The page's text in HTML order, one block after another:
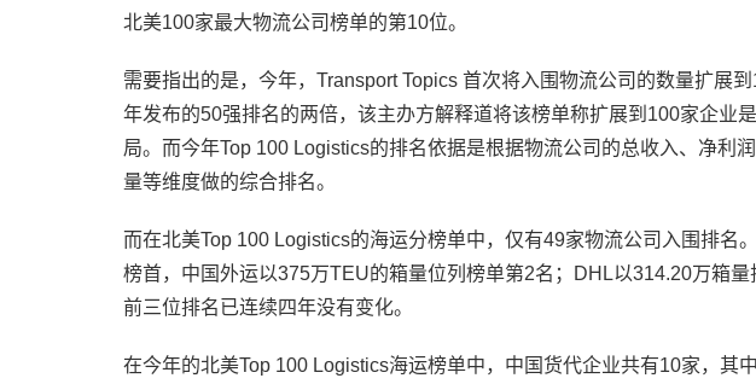
北美100家最大物流公司榜单的第10位。
需要指出的是，今年，Transport Topics 首次将入围物流公司的数量扩展
年发布的50强排名的两倍，该主办方解释道将该榜单称扩展到100家企业
局。而今年Top 100 Logistics的排名依据是根据物流公司的总收入、净利
量等维度做的综合排名。
而在北美Top 100 Logistics的海运分榜单中，仅有49家物流公司入围排名
榜首，中国外运以375万TEU的箱量位列榜单第2名；DHL以314.20万箱
前三位排名已连续四年没有变化。
在今年的北美Top 100 Logistics海运榜单中，中国货代企业共有10家，其